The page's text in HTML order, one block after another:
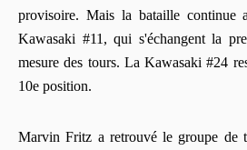
provisoire. Mais la bataille
Kawasaki #11, qui s'échangent la
mesure des tours. La Kawasaki #24
10e position.
Marvin Fritz a retrouvé le groupe de